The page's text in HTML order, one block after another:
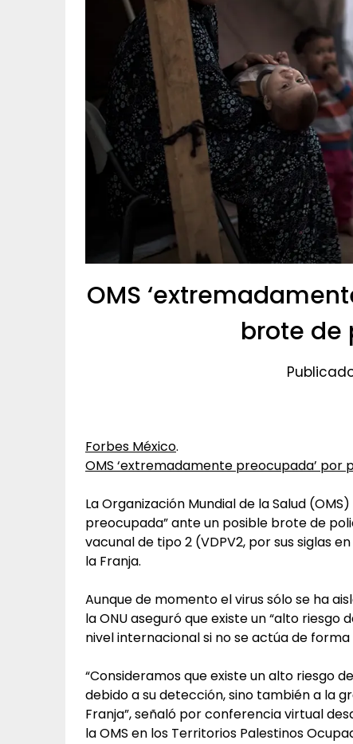
OMS
brote de
Forbes México.
OMS ‘extremadamente preocupada’ por
La Organización Mundial de la Salud
preocupada” ante un posible brote de
vacunal de tipo 2 (VDPV2, por sus siglas
la Franja.
Aunque de momento el virus sólo se ha
la ONU aseguró que existe un “alto
nivel internacional si no se actúa de forma
“Consideramos que existe un alto riesgo
debido a su detección, sino también a la
Franja”, señaló por conferencia virtual
la OMS en los Territorios Palestinos